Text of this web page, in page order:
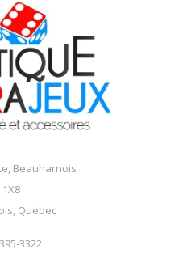
Beauharnois
1X8
Quebec
3322